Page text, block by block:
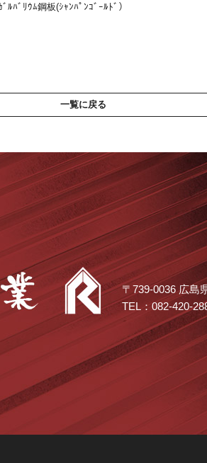
ﾙﾊﾞﾘｳﾑ鋼板(ｼｬﾝﾊﾟﾝｺﾞｰﾙﾄﾞ）
一覧に戻る
〒739-0036 広島
TEL：082-420-